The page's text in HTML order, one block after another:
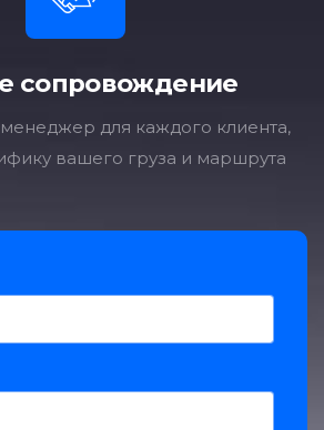
сопровождение
для каждого клиента,
вашего груза и маршрута